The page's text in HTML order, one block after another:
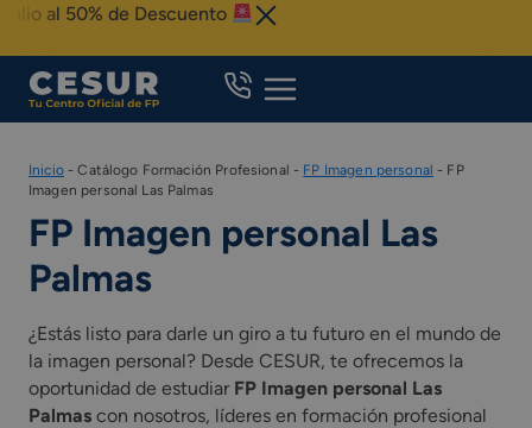
Skip
content
al 50% de Descuento
Inicio-Catálogo Formación Profesional - FP Imagen personal - FP
Imagen personal Las Palmas
FP Imagen personal Las
Palmas
¿Estás listo para darle un giro a tu futuro en el mundo de
la imagen personal? Desde CESUR, te ofrecemos la
oportunidad de estudiar FP Imagen personal Las
Palmas con nosotros, líderes en formación profesional